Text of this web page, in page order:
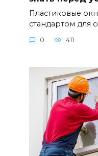
Пластиковые
стандартом для
0 411